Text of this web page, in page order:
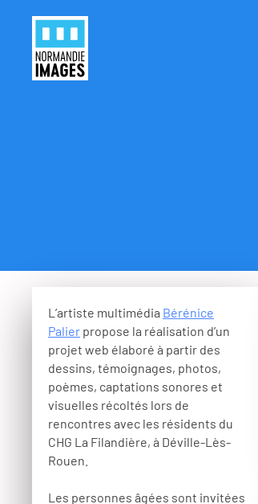
Skip to main content
L’artiste multimédia Bérénice
Palier propose la réalisation d’un
projet web élaboré à partir des
dessins, témoignages, photos,
poèmes, captations sonores et
visuelles récoltés lors de
rencontres avec les résidents du
CHG La Filandière, à Déville-Lès-
Rouen.
Les personnes âgées sont invitées